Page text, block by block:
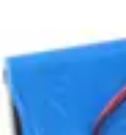
Voyage Familial